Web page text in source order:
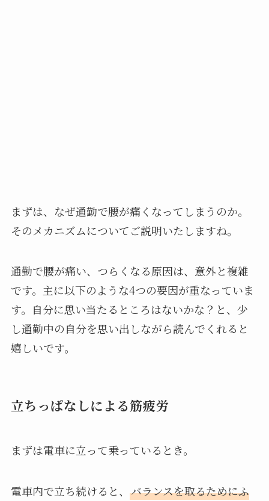
まずは、なぜ通勤で腰が痛くなってしまうのか。
そのメカニズムについてご説明いたしますね。
通勤で腰が痛い、つらくなる原因は、意外と複雑
です。主に以下のような4つの要因が重なっていま
す。自分に思い当たるところはないかな？と、少
し通勤中の自分を思い出しながら読んでくれると
嬉しいです。
立ちっぱなしによる筋疲労
まずは電車に立って乗っているとき。
電車内で立ち続けると、 バランスを取るためにふ